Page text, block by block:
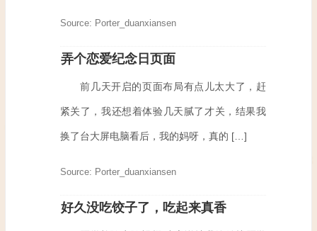
Source: Porter_duanxiansen
弄个恋爱纪念日页面
前几天开启的页面布局有点儿太大了，赶
紧关了，我还想着体验几天腻了才关，结果我
换了台大屏电脑看后，我的妈呀，真的 […]
Source: Porter_duanxiansen
好久没吃饺子了，吃起来真香